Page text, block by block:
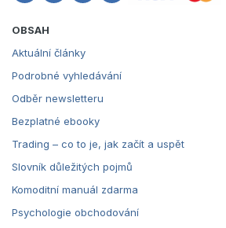
OBSAH
Aktuální články
Podrobné vyhledávání
Odběr newsletteru
Bezplatné ebooky
Trading – co to je, jak začít a uspět
Slovník důležitých pojmů
Komoditní manuál zdarma
Psychologie obchodování